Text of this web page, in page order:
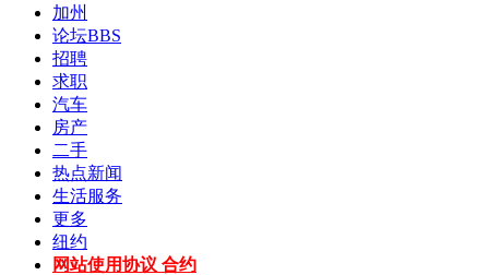
加州
论坛BBS
招聘
求职
汽车
房产
二手
热点新闻
生活服务
更多
纽约
网站使用协议 合约